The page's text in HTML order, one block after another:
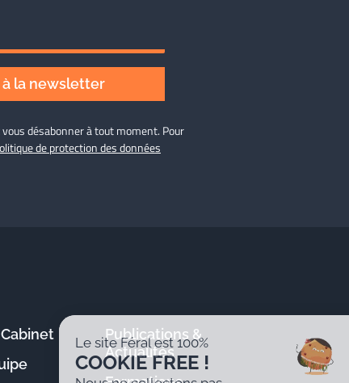
la newsletter
désabonner à tout moment. Pour
de protection des données
Publications &
Actualités
Le site Féral est 100%
COOKIE FREE !